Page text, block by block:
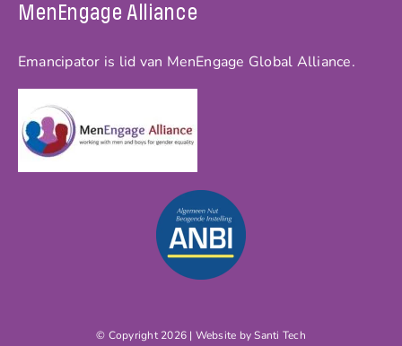
MenEngage Alliance
Emancipator is lid van MenEngage Global Alliance.
© Copyright 2026 | Website bySanti Tech